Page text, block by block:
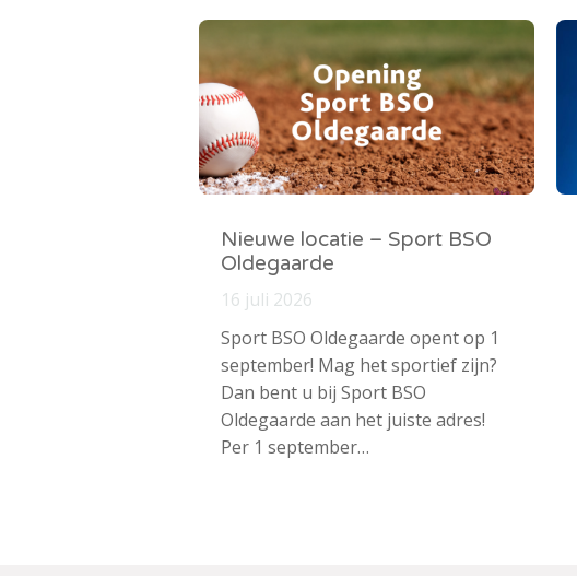
Nieuwe locatie – Sport BSO
Oldegaarde
16 juli 2026
Sport BSO Oldegaarde opent op 1
september! Mag het sportief zijn?
Dan bent u bij Sport BSO
Oldegaarde aan het juiste adres!
Per 1 september…